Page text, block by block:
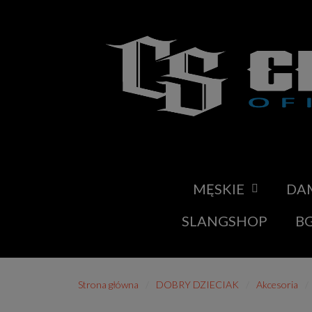
MĘSKIE
SLANGSHOP
Strona główna DOBRY DZIECIAK Akcesoria